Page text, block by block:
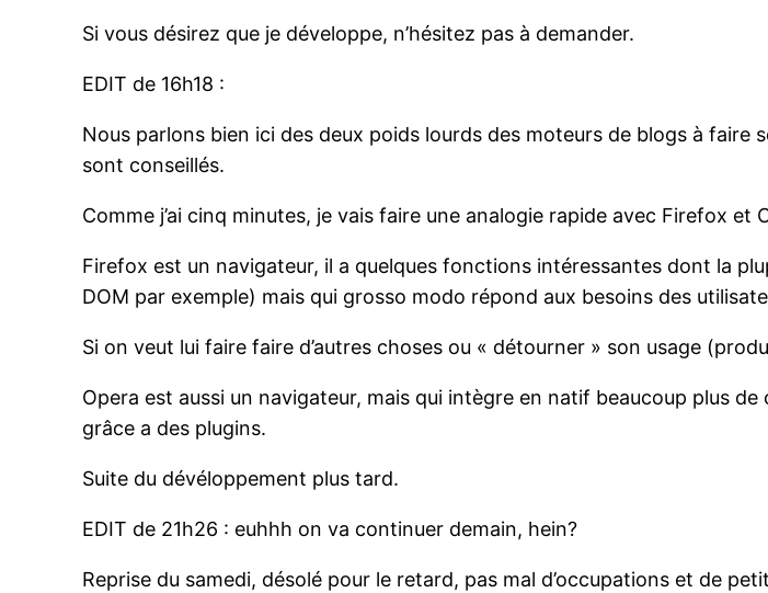
Si vous désirez que je développe, n’hésitez pas à demander.
EDIT de 16h18 :
Nous parlons bien ici des deux poids lourds des moteurs de blogs à faire
sont conseillés.
Comme j’ai cinq minutes, je vais faire une analogie rapide avec Firefox et
Firefox est un navigateur, il a quelques fonctions intéressantes dont la
DOM par exemple) mais qui grosso modo répond aux besoins des
Si on veut lui faire faire d’autres choses ou « détourner » son usage
Opera est aussi un navigateur, mais qui intègre en natif beaucoup plus
grâce a des plugins.
Suite du dévéloppement plus tard.
EDIT de 21h26 : euhhh on va continuer demain, hein?
Reprise du samedi, désolé pour le retard, pas mal d’occupations et de